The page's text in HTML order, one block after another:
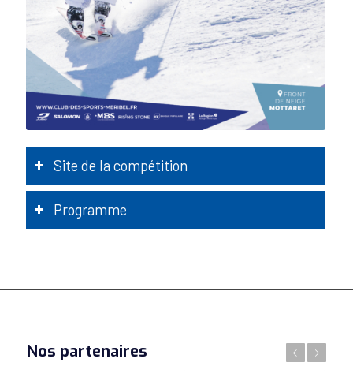
Site de la compétition
Programme
Nos partenaires